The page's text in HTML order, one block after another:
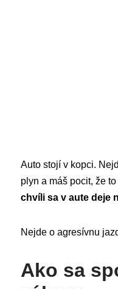
Auto stojí v kopci.
plyn a máš pocit, že
chvíli sa v aute deje
Nejde o agresívnu
Ako sa